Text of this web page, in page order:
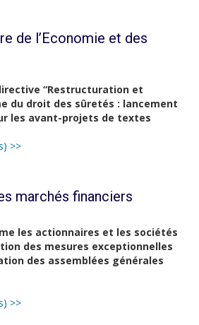
de l’Economie et des
“Restructuration et
du droit des sûretés : lancement
les avant-projets de textes
>>
marchés financiers
les actionnaires et les sociétés
des mesures exceptionnelles
des assemblées générales
>>